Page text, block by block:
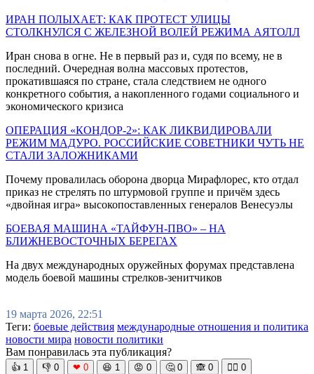
ИРАН ПОЛЫХАЕТ: КАК ПРОТЕСТ УЛИЦЫ
СТОЛКНУЛСЯ С ЖЕЛЕЗНОЙ ВОЛЕЙ РЕЖИМА АЯТОЛЛ
Иран снова в огне. Не в первый раз и, судя по всему, не в
последний. Очередная волна массовых протестов,
прокатившаяся по стране, стала следствием не одного
конкретного события, а накопленного годами социального и
экономического кризиса
ОПЕРАЦИЯ «КОНДОР-2»: КАК ЛИКВИДИРОВАЛИ
РЕЖИМ МАДУРО. РОССИЙСКИЕ СОВЕТНИКИ ЧУТЬ НЕ
СТАЛИ ЗАЛОЖНИКАМИ
Почему провалилась оборона дворца Мирафлорес, кто отдал
приказ не стрелять по штурмовой группе и причём здесь
«двойная игра» высокопоставленных генералов Венесуэлы
БОЕВАЯ МАШИНА «ТАЙФУН-ПВО» – НА
БЛИЖНЕВОСТОЧНЫХ БЕРЕГАХ
На двух международных оружейных форумах представлена
модель боевой машины стрелков-зенитчиков
19 марта 2026, 22:51
Теги: боевые действия международные отношения и политика
новости мира новости политики
Вам понравилась эта публикация?
👍 1 👎 0 ❤ 0 😆 1 😡 0 🤔 0 🙈 0 🧘‍♀️ 0